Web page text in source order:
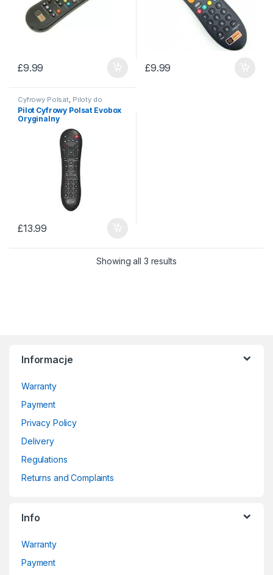
£9.99 £9.99
Cyfrowy Polsat Piloty do
dekoderów
Pilot Cyfrowy Polsat Evobox
Oryginalny
£13.99
Showing all 3 resultsSorted by price: low to
Informacje
Warranty
Payment
Privacy Policy
Delivery
Regulations
Returns and Complaints
Info
Warranty
Payment